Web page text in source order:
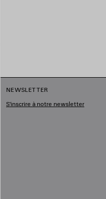
NEWSLETTER
S'inscrire à notre newsletter